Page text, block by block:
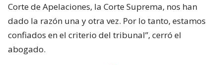
Corte de Apelaciones, la Corte Suprema, nos han
dado la razón una y otra vez. Por lo tanto, estamos
confiados en el criterio del tribunal”, cerró el
abogado.